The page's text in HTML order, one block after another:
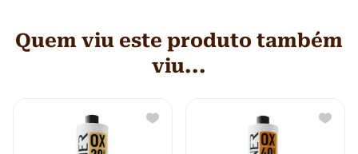
Quem viu este produto também
viu...